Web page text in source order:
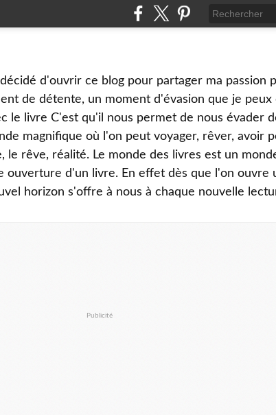
décidé d'ouvrir ce blog pour partager ma passion
de détente, un moment d'évasion que je
le livre C'est qu'il nous permet de nous évader
magnifique où l'on peut voyager, rêver, avoir
le rêve, réalité. Le monde des livres est un
ouverture d'un livre. En effet dès que l'on ouvre
horizon s'offre à nous à chaque nouvelle
Publicité